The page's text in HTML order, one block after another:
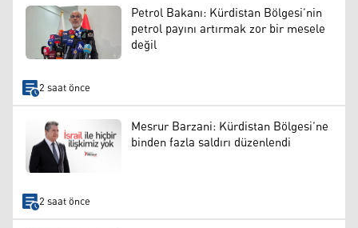
Petrol Bakanı: Kürdistan Bölgesi’nin
petrol payını artırmak zor bir mesele
değil
2 saat önce
Mesrur Barzani: Kürdistan Bölgesi’ne
binden fazla saldırı düzenlendi
2 saat önce